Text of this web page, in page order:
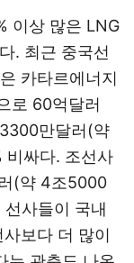
이상 많은 LNG
. 최근 중국선
카타르에너지
로 60억달러
만달러(약
비싸다. 조선사
(약 4조5000
사들이 국내
보다 더 많이